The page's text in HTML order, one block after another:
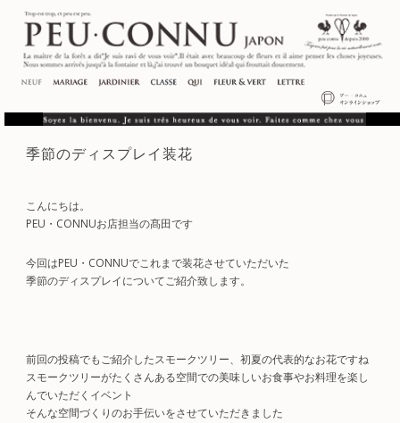
季節のディスプレイ装花
こんにちは。
PEU・CONNUお店担当の髙田です
今回はPEU・CONNUでこれまで装花させていただいた
季節のディスプレイについてご紹介致します。
前回の投稿でもご紹介したスモークツリー、初夏の代表的なお花ですね
スモークツリーがたくさんある空間での美味しいお食事やお料理を楽し
んでいただくイベント
そんな空間づくりのお手伝いをさせていただきました